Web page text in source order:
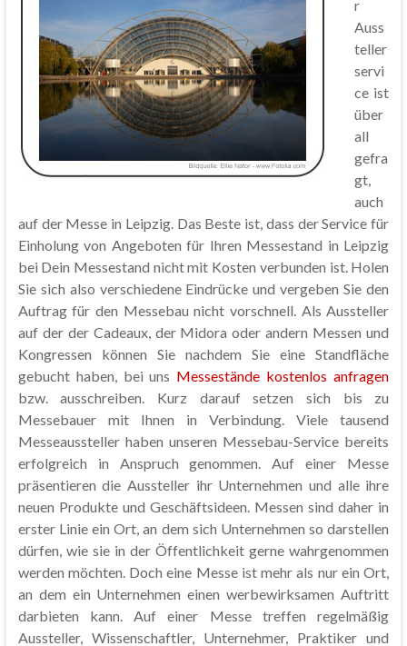
r
Auss
teller
servi
ce ist
über
all
gefra
gt,
auch
auf der Messe in Leipzig. Das Beste ist, dass der Service für
Einholung von Angeboten für Ihren Messestand in Leipzig
bei Dein Messestand nicht mit Kosten verbunden ist. Holen
Sie sich also verschiedene Eindrücke und vergeben Sie den
Auftrag für den Messebau nicht vorschnell. Als Aussteller
auf der der Cadeaux, der Midora oder andern Messen und
Kongressen können Sie nachdem Sie eine Standfläche
gebucht haben, bei uns Messestände kostenlos anfragen
bzw. ausschreiben. Kurz darauf setzen sich bis zu
Messebauer mit Ihnen in Verbindung. Viele tausend
Messeaussteller haben unseren Messebau-Service bereits
erfolgreich in Anspruch genommen. Auf einer Messe
präsentieren die Aussteller ihr Unternehmen und alle ihre
neuen Produkte und Geschäftsideen. Messen sind daher in
erster Linie ein Ort, an dem sich Unternehmen so darstellen
dürfen, wie sie in der Öffentlichkeit gerne wahrgenommen
werden möchten. Doch eine Messe ist mehr als nur ein Ort,
an dem ein Unternehmen einen werbewirksamen Auftritt
darbieten kann. Auf einer Messe treffen regelmäßig
Aussteller, Wissenschaftler, Unternehmer, Praktiker und